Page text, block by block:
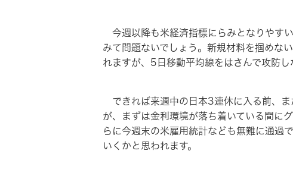
今週以降も米経済指標にらみとなりやす
みて問題ないでしょう。新規材料を掴めな
れますが、5日移動平均線をはさんで攻防
できれば来週中の日本3連休に入る前、
が、まずは金利環境が落ち着いている間に
らに今週末の米雇用統計なども無難に通過
いくかと思われます。